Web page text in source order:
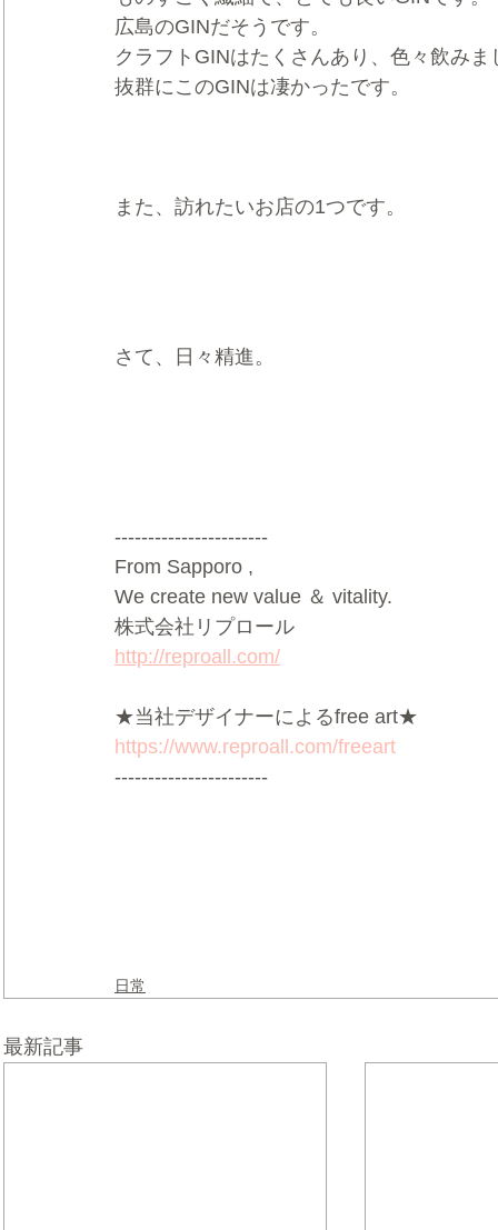
広島のGINだそうです。
クラフトGINはたくさんあり、色々飲みま
抜群にこのGINは凄かったです。
また、訪れたいお店の1つです。
さて、日々精進。
-----------------------
From Sapporo ,
We create new value ＆ vitality.
株式会社リプロール
http://reproall.com/
★当社デザイナーによるfree art★
https://www.reproall.com/freeart
-----------------------
日常
最新記事